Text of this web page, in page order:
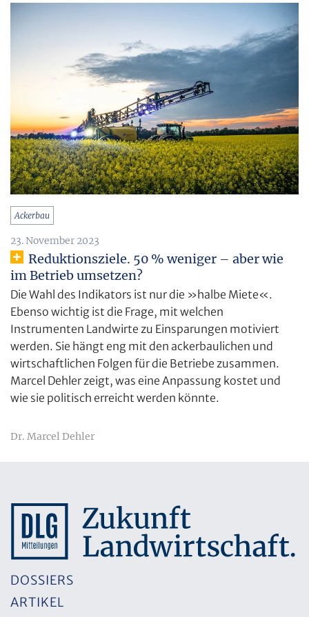
Ackerbau
23. November 2023
Reduktionsziele. 50 % weniger – aber wie
im Betrieb umsetzen?
Die Wahl des Indikators ist nur die »halbe Miete«.
Ebenso wichtig ist die Frage, mit welchen
Instrumenten Landwirte zu Einsparungen motiviert
werden. Sie hängt eng mit den ackerbaulichen und
wirtschaftlichen Folgen für die Betriebe zusammen.
Marcel Dehler zeigt, was eine Anpassung kostet und
wie sie politisch erreicht werden könnte.
Dr. Marcel Dehler
DOSSIERS
ARTIKEL